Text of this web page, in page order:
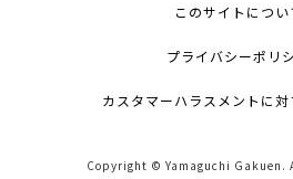
このサイトについ
プライバシーポリ
カスタマーハラスメントに
Copyright © Yamaguchi Gakuen.